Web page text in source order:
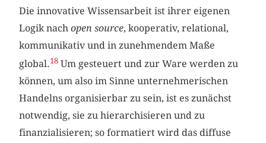
Die innovative Wissensarbeit ist ihrer eigenen
Logik nachopen source, kooperativ, relational,
kommunikativ und in zunehmendem Maße
global.18 Um gesteuert und zur Ware werden zu
können, um also im Sinne unternehmerischen
Handelns organisierbar zu sein, ist es zunächst
notwendig, sie zu hierarchisieren und zu
finanzialisieren; so formatiert wird das diffuse